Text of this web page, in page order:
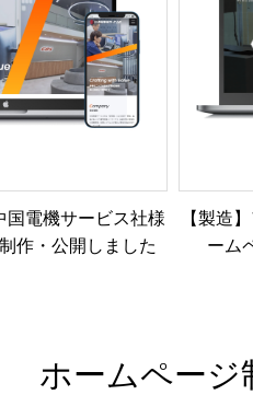
国電機サービス社様
作・公開しました
【製造
ーム
ホームページ